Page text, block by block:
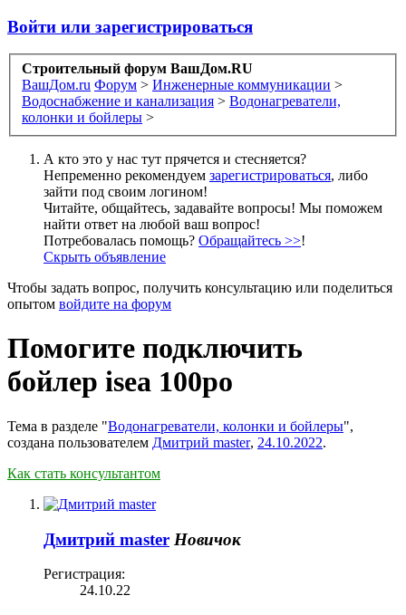
Войти или зарегистрироваться
Строительный форум ВашДом.RU
ВашДом.ru Форум > Инженерные коммуникации >
Водоснабжение и канализация > Водонагреватели,
колонки и бойлеры >
А кто это у нас тут прячется и стесняется?
Непременно рекомендуем зарегистрироваться, либо
зайти под своим логином!
Читайте, общайтесь, задавайте вопросы! Мы поможем
найти ответ на любой ваш вопрос!
Потребовалась помощь? Обращайтесь >>!
Скрыть объявление
Чтобы задать вопрос, получить консультацию или поделиться
опытом войдите на форум
Помогите подключить
бойлер isea 100po
Тема в разделе "Водонагреватели, колонки и бойлеры",
создана пользователем Дмитрий master, 24.10.2022.
Как стать консультантом
Дмитрий master Новичок
Регистрация:
24.10.22